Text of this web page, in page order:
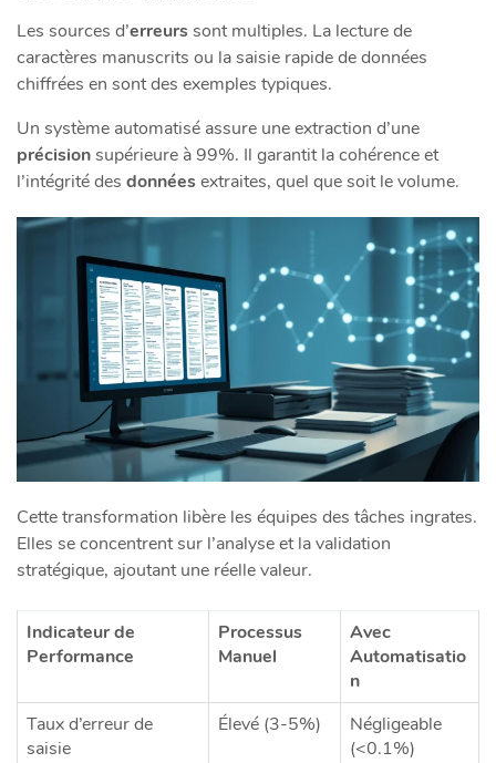
Les sources d’erreurssont multiples. La lecture de
caractères manuscrits ou la saisie rapide de données
chiffrées en sont des exemples typiques.
Un système automatisé assure une extraction d’une
précisionsupérieure à 99%. Il garantit la cohérence et
l’intégrité des donnéesextraites, quel que soit le volume.
Cette transformation libère les équipes des tâches ingrates.
Elles se concentrent sur l’analyse et la validation
stratégique, ajoutant une réelle valeur.
Indicateur de
Performance
Processus
Manuel
Avec
Automatisatio
n
Taux d’erreur de
saisie
Élevé (3-5%)
Négligeable
(<0.1%)